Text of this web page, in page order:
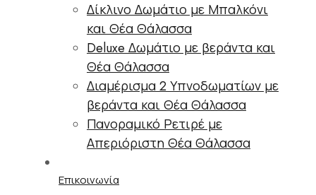
Δίκλινο Δωμάτιο με Μπαλκόνι
και Θέα Θάλασσα
Deluxe Δωμάτιο με βεράντα και
Θέα Θάλασσα
Διαμέρισμα 2 Υπνοδωματίων με
βεράντα και Θέα Θάλασσα
Πανοραμικό Ρετιρέ με
Απεριόριστη Θέα Θάλασσα
Επικοινωνία